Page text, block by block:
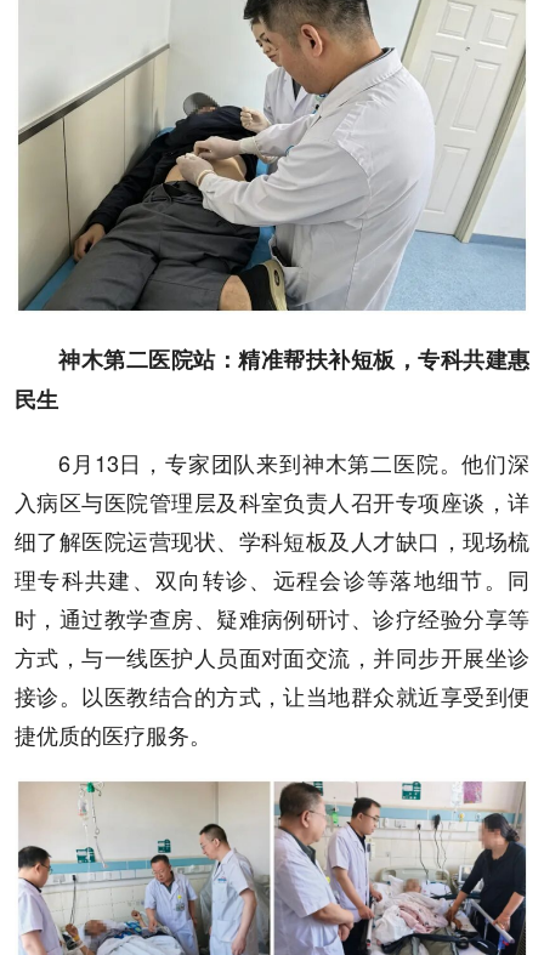
神木第二医院站：精准帮扶补短板，专科共建惠
民生
6月13日，专家团队来到神木第二医院。他们深
入病区与医院管理层及科室负责人召开专项座谈，详
细了解医院运营现状、学科短板及人才缺口，现场梳
理专科共建、双向转诊、远程会诊等落地细节。同
时，通过教学查房、疑难病例研讨、诊疗经验分享等
方式，与一线医护人员面对面交流，并同步开展坐诊
接诊。以医教结合的方式，让当地群众就近享受到便
捷优质的医疗服务。